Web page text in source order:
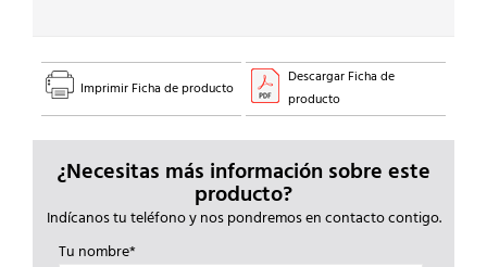
Imprimir Ficha de producto
Descargar Ficha de
producto
¿Necesitas más información sobre este
producto?
Indícanos tu teléfono y nos pondremos en contacto contigo.
Tu nombre*